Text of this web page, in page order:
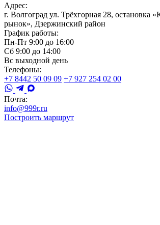
Адрес:
г. Волгоград ул. Трёхгорная 28, остановка
рынок», Дзержинский район
График работы:
Пн-Пт 9:00 до 16:00
Сб 9:00 до 14:00
Вс выходной день
Телефоны:
+7 8442 50 09 09 +7 927 254 02 00
Почта:
info@999r.ru
Построить маршрут